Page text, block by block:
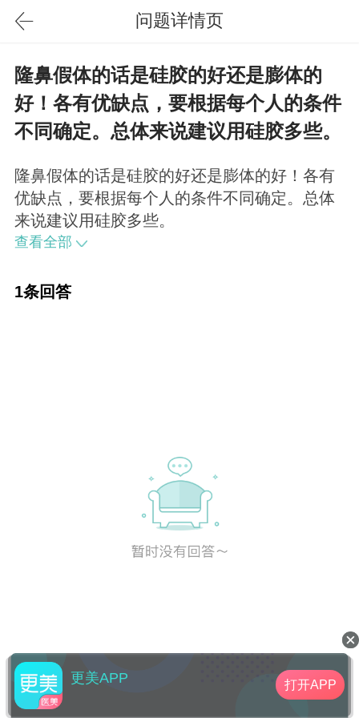
问题详情页
隆鼻假体的话是硅胶的好还是膨体的
好！各有优缺点，要根据每个人的条件
不同确定。总体来说建议用硅胶多些。
隆鼻假体的话是硅胶的好还是膨体的好！各有
优缺点，要根据每个人的条件不同确定。总体
来说建议用硅胶多些。
查看全部
1条回答
更美APP 打开APP